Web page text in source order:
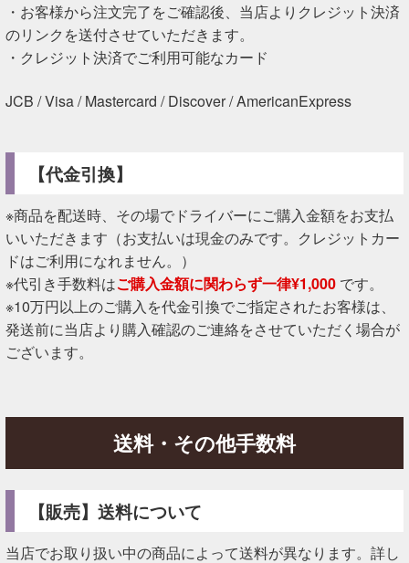
・お客様から注文完了をご確認後、当店よりクレジット決済
のリンクを送付させていただきます。
・クレジット決済でご利用可能なカード
JCB / Visa / Mastercard / Discover / AmericanExpress
【代金引換】
※商品を配送時、その場でドライバーにご購入金額をお支払
いいただきます（お支払いは現金のみです。クレジットカー
ドはご利用になれません。）
※代引き手数料はご購入金額に関わらず一律¥1,000です。
※10万円以上のご購入を代金引換でご指定されたお客様は、
発送前に当店より購入確認のご連絡をさせていただく場合が
ございます。
送料・その他手数料
【販売】送料について
当店でお取り扱い中の商品によって送料が異なります。詳し